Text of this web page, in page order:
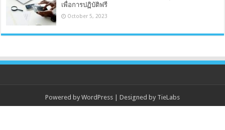
เพื่อการปฏิบัติฟรี
October 5, 2023
Powered by WordPress | Designed by TieLabs